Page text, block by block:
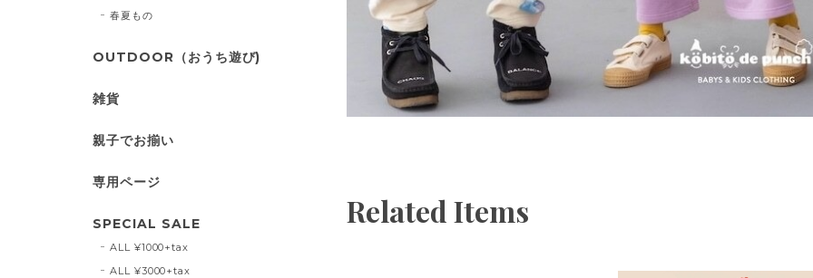
Related Items
春夏もの
OUTDOOR（おうち遊び)
雑貨
親子でお揃い
専用ページ
SPECIAL SALE
ALL ¥1000+tax
ALL ¥3000+tax